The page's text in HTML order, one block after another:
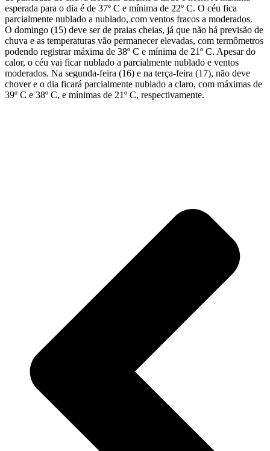
esperada para o dia é de 37º C e mínima de 22º C. O céu fica
parcialmente nublado a nublado, com ventos fracos a moderados.
O domingo (15) deve ser de praias cheias, já que não há previsão de
chuva e as temperaturas vão permanecer elevadas, com termômetros
podendo registrar máxima de 38º C e mínima de 21º C. Apesar do
calor, o céu vai ficar nublado a parcialmente nublado e ventos
moderados. Na segunda-feira (16) e na terça-feira (17), não deve
chover e o dia ficará parcialmente nublado a claro, com máximas de
39º C e 38º C, e mínimas de 21º C, respectivamente.